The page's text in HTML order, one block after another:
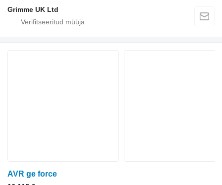
Grimme UK Ltd
AVR ge force